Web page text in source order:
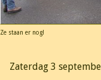
Ze staan er nog!
Zaterdag 3